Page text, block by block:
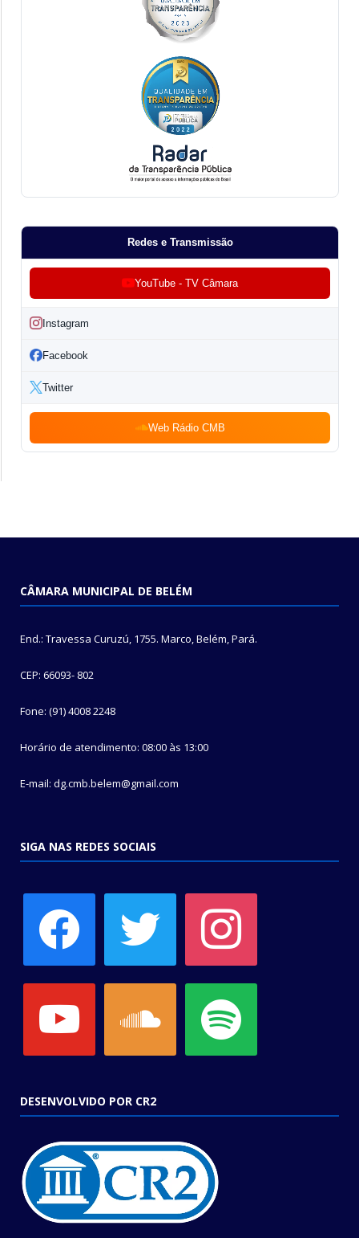
Redes e Transmissão
YouTube - TV Câmara
Instagram
Facebook
Twitter
Web Rádio CMB
CÂMARA MUNICIPAL DE BELÉM
End.: Travessa Curuzú, 1755. Marco, Belém, Pará.
CEP: 66093- 802
Fone: (91) 4008 2248
Horário de atendimento: 08:00 às 13:00
E-mail: dg.cmb.belem@gmail.com
SIGA NAS REDES SOCIAIS
DESENVOLVIDO POR CR2